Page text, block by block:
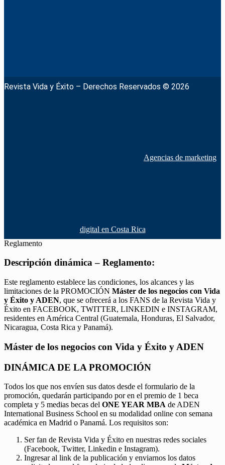
Revista Vida y Éxito – Derechos Reservados © 2026
Agencias de marketing
digital en Costa Rica
Reglamento
Descripción dinámica – Reglamento:
Este reglamento establece las condiciones, los alcances y las
limitaciones de la PROMOCIÓN Máster de los negocios con Vida
y Éxito y ADEN, que se ofrecerá a los FANS de la Revista Vida y
Éxito en FACEBOOK, TWITTER, LINKEDIN e INSTAGRAM,
residentes en América Central (Guatemala, Honduras, El Salvador,
Nicaragua, Costa Rica y Panamá).
Máster de los negocios con Vida y Éxito y ADEN
DINÁMICA DE LA PROMOCIÓN
Todos los que nos envíen sus datos desde el formulario de la
promoción, quedarán participando por en el premio de 1 beca
completa y 5 medias becas del ONE YEAR MBA de ADEN
International Business School en su modalidad online con semana
académica en Madrid o Panamá. Los requisitos son:
Ser fan de Revista Vida y Éxito en nuestras redes sociales
(Facebook, Twitter, Linkedin e Instagram).
Ingresar al link de la publicación y enviarnos los datos